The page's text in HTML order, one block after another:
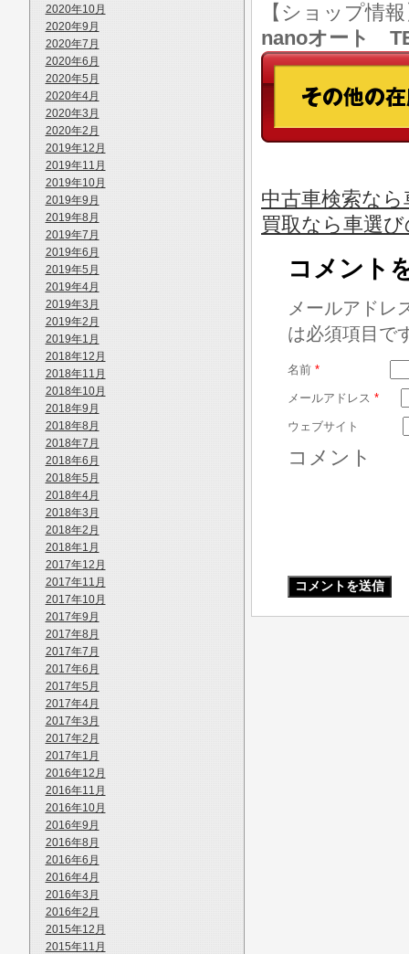
2020年10月
2020年9月
2020年7月
2020年6月
2020年5月
2020年4月
2020年3月
2020年2月
2019年12月
2019年11月
2019年10月
2019年9月
2019年8月
2019年7月
2019年6月
2019年5月
2019年4月
2019年3月
2019年2月
2019年1月
2018年12月
2018年11月
2018年10月
2018年9月
2018年8月
2018年7月
2018年6月
2018年5月
2018年4月
2018年3月
2018年2月
2018年1月
2017年12月
2017年11月
2017年10月
2017年9月
2017年8月
2017年7月
2017年6月
2017年5月
2017年4月
2017年3月
2017年2月
2017年1月
2016年12月
2016年11月
2016年10月
2016年9月
2016年8月
2016年6月
2016年4月
2016年3月
2016年2月
2015年12月
2015年11月
【ショップ情
nanoオート
中古車検索な
買取なら車選
コメント
メールアドレ
は必須項目で
名前 *
メールアドレス *
ウェブサイト
コメント